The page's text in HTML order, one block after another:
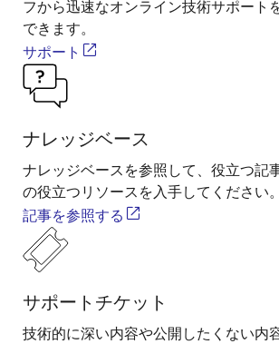
フから迅速なオンライン技術サポート
できます。
サポート
ナレッジベース
ナレッジベースを参照して、役立つ記
の役立つリソースを入手してください。
記事を参照する
サポートチケット
技術的に深い内容や公開したくない内